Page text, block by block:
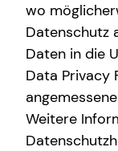
dieser
wo
Datenschutz
Daten in die
Data Privacy
Weitere